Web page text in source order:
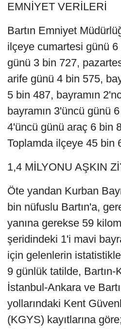
EMNİYET VERİLERİ
Bartın Emniyet
ilçeye cumartesi günü
günü 3 bin 727,
arife günü 4 bin 575,
5 bin 487, bayramın
bayramın 3'üncü günü
4'üncü günü araç 6 bin
Toplamda ilçeye 45 bin
1,4 MİLYONU AŞKIN
Öte yandan Kurban
bin nüfuslu Bartın'a,
yanına gerekse 59
şeridindeki 1'i mavi
için gelenlerin
9 günlük tatilde, Bartın-
İstanbul-Ankara ve
yollarındaki Kent
(KGYS) kayıtlarına